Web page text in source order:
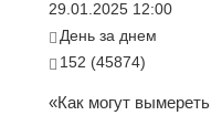
29.01.2025 12:00
День за днем
152 (45874)
«Как могут вымереть